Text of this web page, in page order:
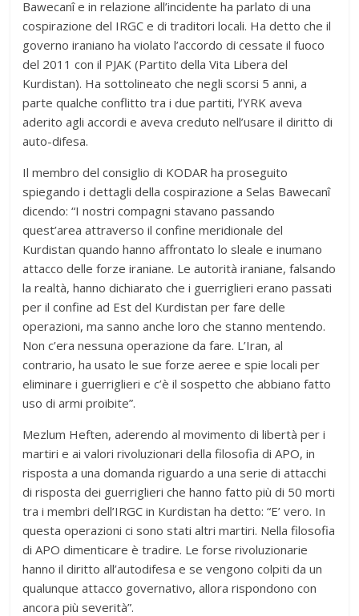
Bawecanî e in relazione all’incidente ha parlato di una
cospirazione del IRGC e di traditori locali. Ha detto che il
governo iraniano ha violato l’accordo di cessate il fuoco
del 2011 con il PJAK (Partito della Vita Libera del
Kurdistan). Ha sottolineato che negli scorsi 5 anni, a
parte qualche conflitto tra i due partiti, l’YRK aveva
aderito agli accordi e aveva creduto nell’usare il diritto di
auto-difesa.
Il membro del consiglio di KODAR ha proseguito
spiegando i dettagli della cospirazione a Selas Bawecanî
dicendo: “I nostri compagni stavano passando
quest’area attraverso il confine meridionale del
Kurdistan quando hanno affrontato lo sleale e inumano
attacco delle forze iraniane. Le autorità iraniane, falsando
la realtà, hanno dichiarato che i guerriglieri erano passati
per il confine ad Est del Kurdistan per fare delle
operazioni, ma sanno anche loro che stanno mentendo.
Non c’era nessuna operazione da fare. L’Iran, al
contrario, ha usato le sue forze aeree e spie locali per
eliminare i guerriglieri e c’è il sospetto che abbiano fatto
uso di armi proibite”.
Mezlum Heften, aderendo al movimento di libertà per i
martiri e ai valori rivoluzionari della filosofia di APO, in
risposta a una domanda riguardo a una serie di attacchi
di risposta dei guerriglieri che hanno fatto più di 50 morti
tra i membri dell’IRGC in Kurdistan ha detto: “E’ vero. In
questa operazioni ci sono stati altri martiri. Nella filosofia
di APO dimenticare è tradire. Le forse rivoluzionarie
hanno il diritto all’autodifesa e se vengono colpiti da un
qualunque attacco governativo, allora rispondono con
ancora più severità”.